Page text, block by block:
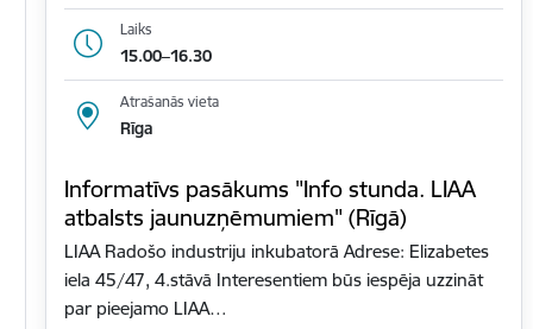
Laiks
15.00–16.30
Atrašanās vieta
Rīga
Informatīvs pasākums "Info stunda. LIAA
atbalsts jaunuzņēmumiem" (Rīgā)
LIAA Radošo industriju inkubatorā Adrese: Elizabetes
iela 45/47, 4.stāvā Interesentiem būs iespēja uzzināt
par pieejamo LIAA…